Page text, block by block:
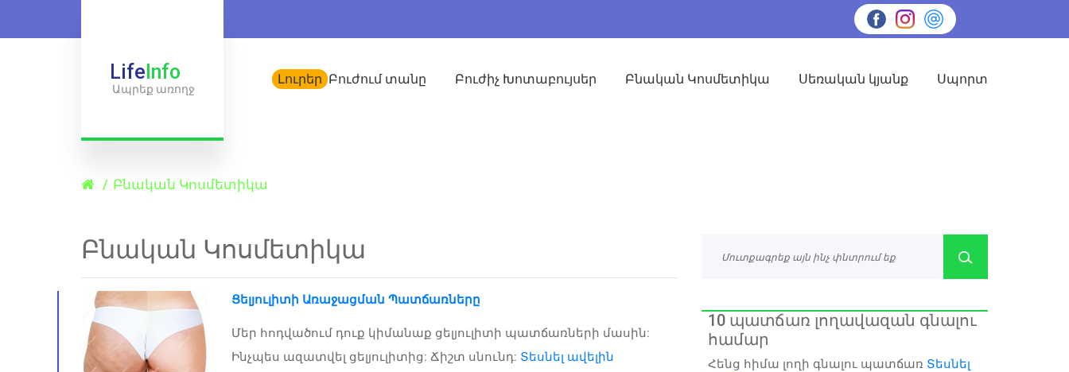
Լուրեր Բուժում տանը Բուժիչ Խոտաբույսեր Բնական Կոսմետիկա Սեռական կյանք Սպորտ
LifeInfo
Ապրեք առողջ
Բնական Կոսմետիկա
Բնական Կոսմետիկա
Ցելյուլիտի Առաջացման Պատճառները
Մեր հոդվածում դուք կիմանաք ցելյուլիտի պատճառների մասին:
Ինչպես ազատվել ցելյուլիտից: Ճիշտ սնունդ: Տեսնել ավելին
10 պատճառ լողավազան գնալու
համար
Հենց հիմա լողի գնալու պատճառ Տեսնել